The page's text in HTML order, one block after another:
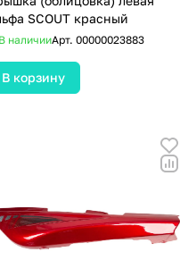
SCOUT красный
В наличииАрт. 00000023883
В корзину